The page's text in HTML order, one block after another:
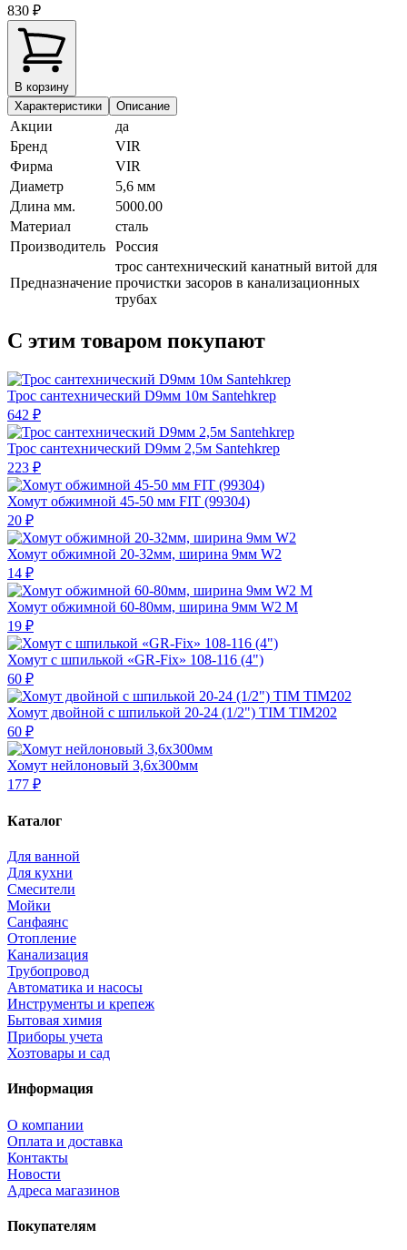
830 ₽
В корзину
Характеристики
Описание
Акции
да
Бренд
VIR
Фирма
VIR
Диаметр
5,6 мм
Длина мм.
5000.00
Материал
сталь
Производитель
Россия
Предназначение
трос сантехнический канатный витой для
прочистки засоров в канализационных
трубах
С этим товаром покупают
Трос сантехнический D9мм 10м Santehkrep
642 ₽
Трос сантехнический D9мм 2,5м Santehkrep
223 ₽
Хомут обжимной 45-50 мм FIT (99304)
20 ₽
Хомут обжимной 20-32мм, ширина 9мм W2
14 ₽
Хомут обжимной 60-80мм, ширина 9мм W2 М
19 ₽
Хомут с шпилькой «GR-Fix» 108-116 (4")
60 ₽
Хомут двойной с шпилькой 20-24 (1/2") TIM TIM202
60 ₽
Хомут нейлоновый 3,6х300мм
177 ₽
Каталог
Для ванной
Для кухни
Смесители
Мойки
Санфаянс
Отопление
Канализация
Трубопровод
Автоматика и насосы
Инструменты и крепеж
Бытовая химия
Приборы учета
Хозтовары и сад
Информация
О компании
Оплата и доставка
Контакты
Новости
Адреса магазинов
Покупателям